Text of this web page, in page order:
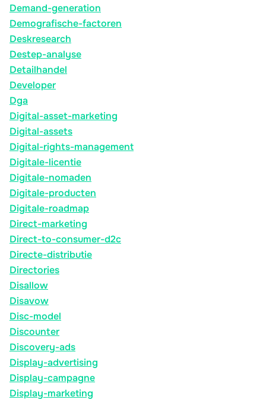
Demand-generation
Demografische-factoren
Deskresearch
Destep-analyse
Detailhandel
Developer
Dga
Digital-asset-marketing
Digital-assets
Digital-rights-management
Digitale-licentie
Digitale-nomaden
Digitale-producten
Digitale-roadmap
Direct-marketing
Direct-to-consumer-d2c
Directe-distributie
Directories
Disallow
Disavow
Disc-model
Discounter
Discovery-ads
Display-advertising
Display-campagne
Display-marketing